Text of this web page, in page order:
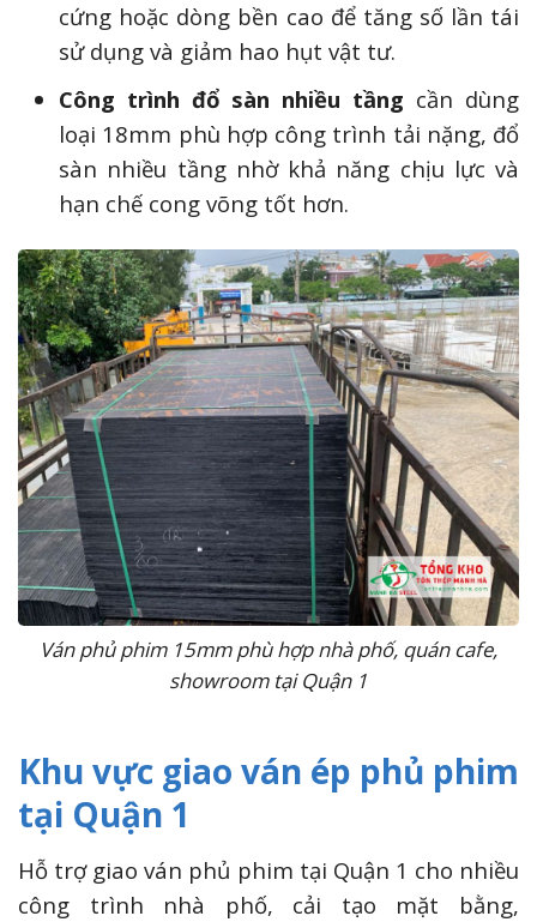
cứng hoặc dòng bền cao để tăng số lần tái
sử dụng và giảm hao hụt vật tư.
Công trình đổ sàn nhiều tầng cần dùng
loại 18mm phù hợp công trình tải nặng, đổ
sàn nhiều tầng nhờ khả năng chịu lực và
hạn chế cong võng tốt hơn.
Ván phủ phim 15mm phù hợp nhà phố, quán cafe,
showroom tại Quận 1
Khu vực giao ván ép phủ phim
tại Quận 1
Hỗ trợ giao ván phủ phim tại Quận 1 cho nhiều
công trình nhà phố, cải tạo mặt bằng,